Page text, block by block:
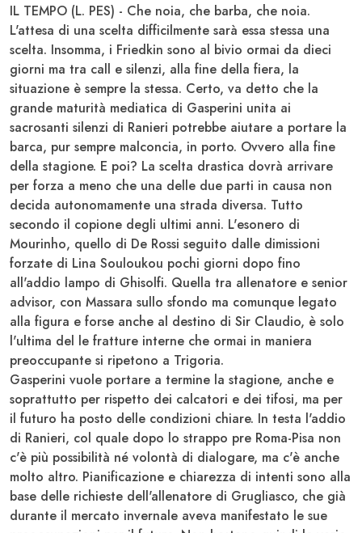
IL TEMPO (L. PES) - Che noia, che barba, che noia.
L'attesa di una scelta difficilmente sarà essa stessa una
scelta. Insomma, i Friedkin sono al bivio ormai da dieci
giorni ma tra call e silenzi, alla fine della fiera, la
situazione è sempre la stessa. Certo, va detto che la
grande maturità mediatica di Gasperini unita ai
sacrosanti silenzi di Ranieri potrebbe aiutare a portare la
barca, pur sempre malconcia, in porto. Ovvero alla fine
della stagione. E poi? La scelta drastica dovrà arrivare
per forza a meno che una delle due parti in causa non
decida autonomamente una strada diversa. Tutto
secondo il copione degli ultimi anni. L'esonero di
Mourinho, quello di De Rossi seguito dalle dimissioni
forzate di Lina Souloukou pochi giorni dopo fino
all'addio lampo di Ghisolfi. Quella tra allenatore e senior
advisor, con Massara sullo sfondo ma comunque legato
alla figura e forse anche al destino di Sir Claudio, è solo
l'ultima del le fratture interne che ormai in maniera
preoccupante si ripetono a Trigoria.
Gasperini vuole portare a termine la stagione, anche e
soprattutto per rispetto dei calcatori e dei tifosi, ma per
il futuro ha posto delle condizioni chiare. In testa l'addio
di Ranieri, col quale dopo lo strappo pre Roma-Pisa non
c'è più possibilità né volontà di dialogare, ma c'è anche
molto altro. Pianificazione e chiarezza di intenti sono alla
base delle richieste dell'allenatore di Grugliasco, che già
durante il mercato invernale aveva manifestato le sue